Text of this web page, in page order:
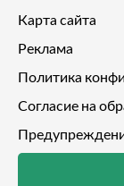
Карта сайта
Реклама
Политика
Согласие на